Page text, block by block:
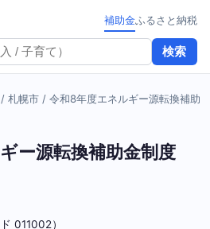
検索
補助金ふるさと納税
/ 札幌市 / 令和8年度エネルギー源転換補助
ー源転換補助金制度
011002）